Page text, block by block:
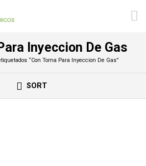
Inyeccion De Gas
“Con Toma Para Inyeccion De Gas”
SORT